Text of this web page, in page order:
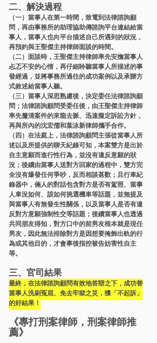
二、解決過程
（一）當事人在第一時間，致電到法律諮詢顧
問，再由事務所的助理協助傳諮詢平台連結給當
事人，當事人也向平台描述自己所遇到的狀況，
再預約與王聖傑主持律師面談的時間。
（二）面談時，王聖傑主持律師率先安撫當事人
忐忑不安的心情，再仔細聆聽當事人所描述的事
發經過，並將事務所過往的成功案例以及承辦方
式敘述給當事人聽。
（三）當事人深思熟慮後，決定委任法律諮詢顧
問；法律諮詢顧問受委任後，由王聖傑主持律師
率先釐清案件的來龍去脈、迅速擬定訴訟方針，
再與所內的沈宏儒和葉泳新律師攜手合作。
（四）在法庭上，法律諮詢顧問主張從當事人所
述以及所提供的聊天紀錄可知，本案雙方是出於
自主意願而進行性行為，並沒有違反意願的狀
況；後續由當事人送對方回家的過程中，雙方完
全沒有爆發任何爭吵，反而相談甚歡；且行車紀
錄器中，倆人的對話包含對方是否有駕照、當事
人車況如何、該如何挑選機車等話題，並無提及
與當事人有無發生性關係，以及當事人是否有違
反對方意願強制性交等話題；後續當事人也透過
共同朋友得知，對方口中的前男友根本就是現任
男友，因此無法排除對方是因想要掩飾出軌的行
為或其他目的，才會事後指控被告妨害性自主
等。
三、官司結果
最終，在法律諮詢顧問有效地答辯之下，成功替
當事人洗刷冤屈、免去牢獄之災，獲「不起訴」
的好結果！
《專打刑案律師，刑案律師推
薦》